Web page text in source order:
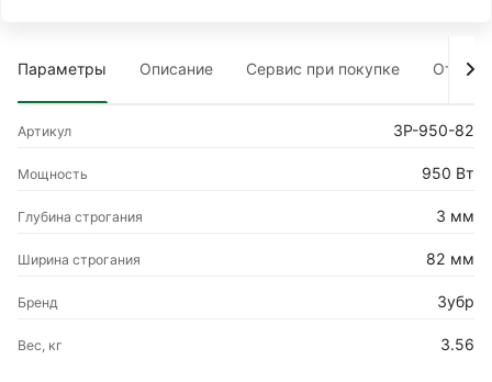
Параметры Описание Сервис при покупке Отзывы
Артикул ЗР-950-82
Мощность 950 Вт
Глубина строгания 3 мм
Ширина строгания 82 мм
Бренд Зубр
Вес, кг 3.56